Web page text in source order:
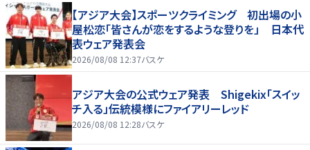
【アジア大会】スポーツクライミング 初出場の小
屋松恋「皆さんが恋をするような登りを」 日本代
表ウェア発表会
2026/08/08 12:37バスケ
アジア大会の公式ウェア発表 Shigekix「スイッ
チ入る」伝統模様にファイアリーレッド
2026/08/08 12:28バスケ